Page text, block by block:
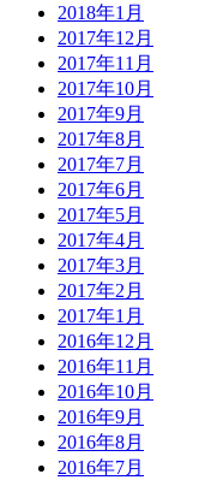
2018年1月
2017年12月
2017年11月
2017年10月
2017年9月
2017年8月
2017年7月
2017年6月
2017年5月
2017年4月
2017年3月
2017年2月
2017年1月
2016年12月
2016年11月
2016年10月
2016年9月
2016年8月
2016年7月